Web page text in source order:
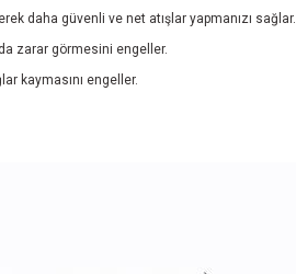
daha güvenli ve net atışlar yapmanızı sağlar.
zarar görmesini engeller.
kaymasını engeller.